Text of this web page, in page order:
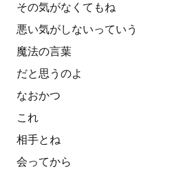
その気がなくてもね
悪い気がしないっていう
魔法の言葉
だと思うのよ
なおかつ
これ
相手とね
会ってから